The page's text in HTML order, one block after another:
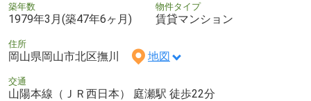
築年数
1979年3月(築47年6ヶ月)
物件タイプ
賃貸マンション
住所
岡山県岡山市北区撫川 地図
交通
山陽本線（ＪＲ西日本） 庭瀬駅 徒歩22分